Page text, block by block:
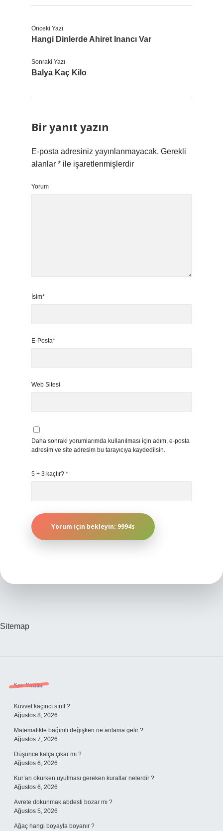
Önceki Yazı
Hangi Dinlerde Ahiret Inancı Var
Sonraki Yazı
Balya Kaç Kilo
Bir yanıt yazın
E-posta adresiniz yayınlanmayacak. Gerekli
alanlar * ile işaretlenmişlerdir
Yorum
İsim*
E-Posta*
Web Sitesi
Daha sonraki yorumlarımda kullanılması için adım, e-posta
adresim ve site adresim bu tarayıcıya kaydedilsin.
5 + 3 kaçtır? *
Sitemap
Sidebar
Son Yazılar
Kuvvet kaçıncı sınıf ?
Ağustos 8, 2026
Matematikte bağımlı değişken ne anlama gelir ?
Ağustos 7, 2026
Düşünce kalça çıkar mı ?
Ağustos 6, 2026
Kur’an okurken uyulması gereken kurallar nelerdir ?
Ağustos 6, 2026
Avrete dokunmak abdesti bozar mı ?
Ağustos 5, 2026
Ağaç hangi boyayla boyanır ?